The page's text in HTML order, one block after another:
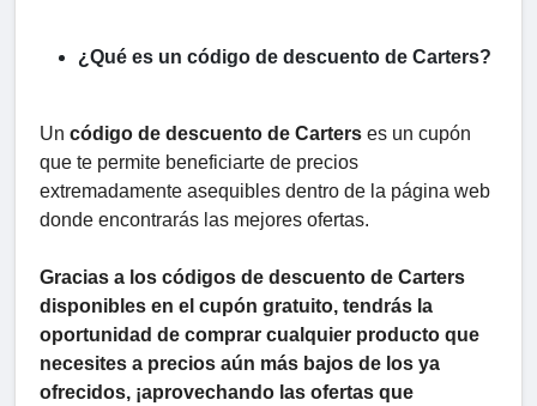
¿Qué es un código de descuento de Carters?
Un código de descuento de Carters es un cupón
que te permite beneficiarte de precios
extremadamente asequibles dentro de la página web
donde encontrarás las mejores ofertas.
Gracias a los códigos de descuento de Carters
disponibles en el cupón gratuito, tendrás la
oportunidad de comprar cualquier producto que
necesites a precios aún más bajos de los ya
ofrecidos, ¡aprovechando las ofertas que